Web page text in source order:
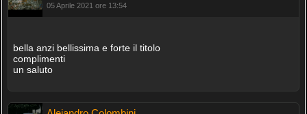
05 Aprile 2021 ore 13:54
bella anzi bellissima e forte il titolo
complimenti
un saluto